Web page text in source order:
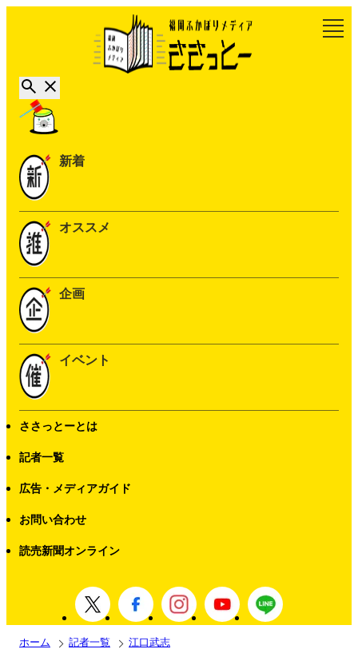
新着
オススメ
企画
イベント
ささっとーとは
記者一覧
広告・メディアガイド
お問い合わせ
読売新聞オンライン
ホーム 記者一覧 江口武志